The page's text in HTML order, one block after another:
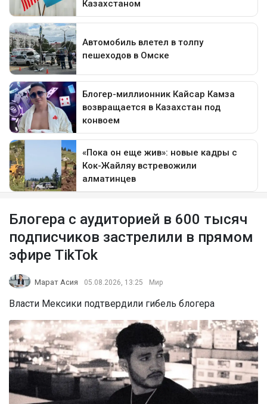
Блогера с аудиторией в 600 тысяч
подписчиков застрелили в прямом
эфире TikTok
Марат Асия 05.08.2026, 13:25 Мир
Власти Мексики подтвердили гибель блогера